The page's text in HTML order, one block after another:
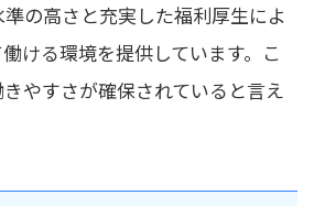
の高さと充実した福利厚生によ
ける環境を提供しています。こ
やすさが確保されていると言え